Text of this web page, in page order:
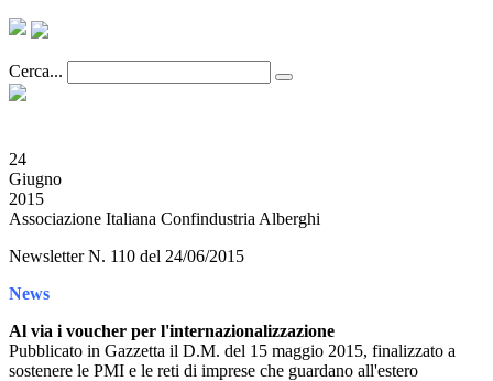
Cerca...
24
Giugno
2015
Associazione Italiana Confindustria Alberghi
Newsletter N. 110 del 24/06/2015
News
Al via i voucher per l'internazionalizzazione
Pubblicato in Gazzetta il D.M. del 15 maggio 2015, finalizzato a
sostenere le PMI e le reti di imprese che guardano all'estero